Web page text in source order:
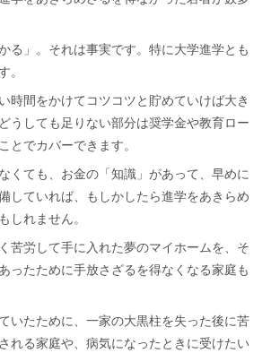
る」。それは事実です。特に大学進学とも
。
時間をかけてコツコツと貯めていけば大き
うしても足りない部分は奨学金や教育ロー
とでカバーできます。
くても、お金の「知識」があって、早めに
していれば、もしかしたら進学をあきらめ
しれません。
苦労して手に入れた夢のマイホームを、そ
ったために手放さざるを得なくなる家庭も
いたために、一家の大黒柱を失った後に苦
れる家庭や、病気になったときに受けたい